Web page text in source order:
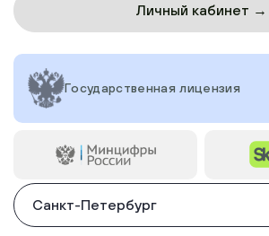
Личный кабинет →
Государственная лицензия
Санкт-Петербург